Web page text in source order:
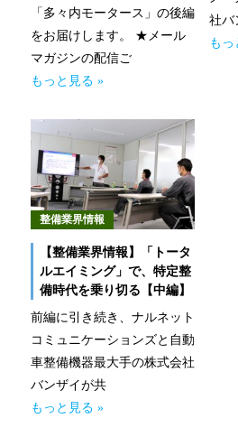
「多々内モータース」の後編
をお届けします。 ★メール
マガジンの配信ご
もっと見る »
社バ
もっ
整備業界情報
【整備業界情報】「トータ
ルエイミング」で、特定整
備時代を乗り切る【中編】
前編に引き続き、ナルネット
コミュニケーションズと自動
車整備機器最大手の株式会社
バンザイが共
もっと見る »
なるほどネット
新技術にも迅速に対応
整備工場のお客様
整備業務提携
momoCan
メールマガジン